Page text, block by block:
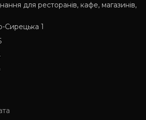
для ресторанів, кафе, магазинів,
Сирецька 1